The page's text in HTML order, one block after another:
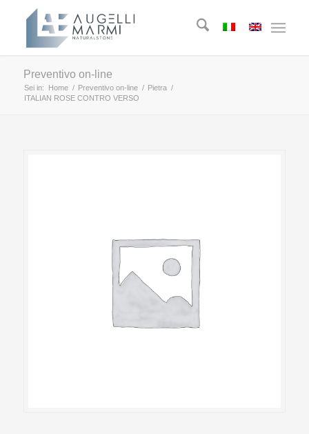
Preventivo on-line
Sei in: Home / Preventivo on-line / Pietra /
ITALIAN ROSE CONTRO VERSO